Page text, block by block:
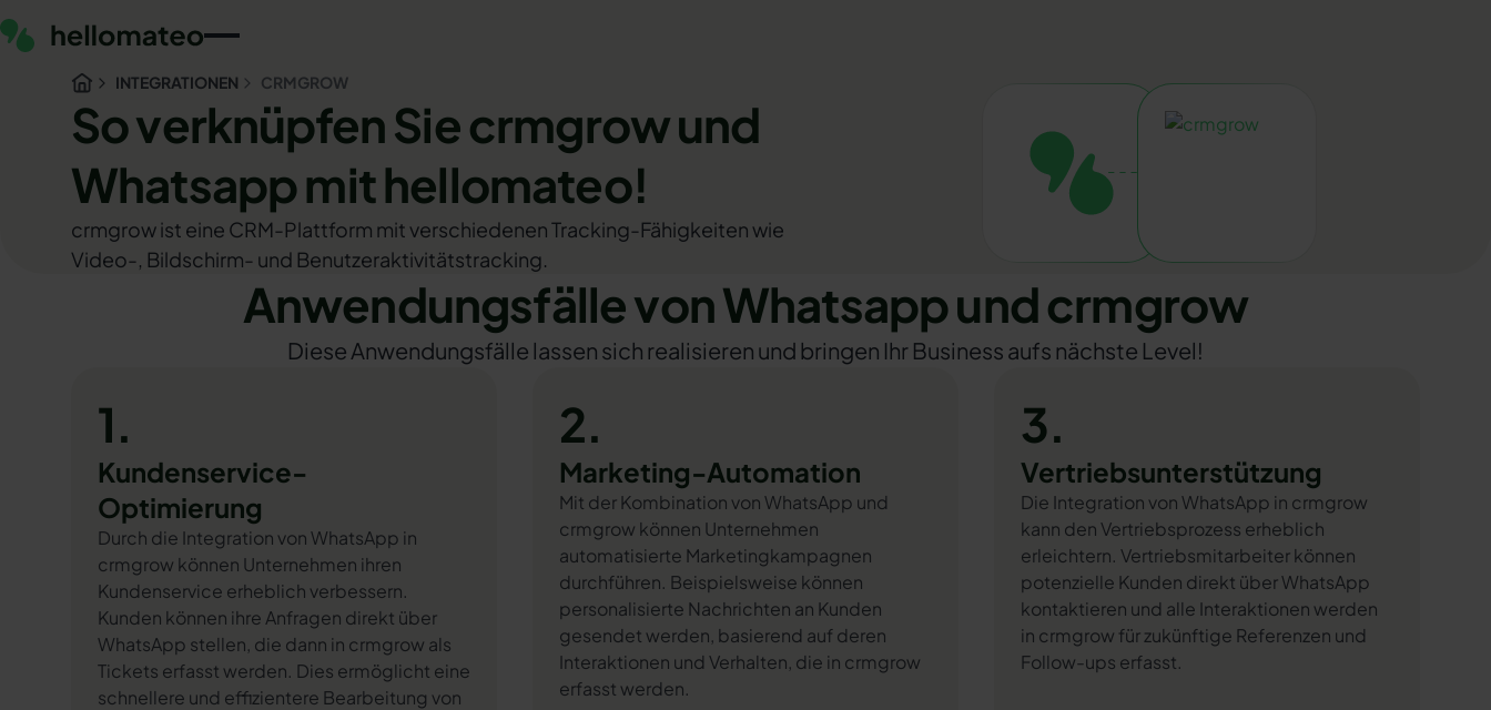
INTEGRATIONEN CRMGROW
So verknüpfen Sie crmgrow und
Whatsapp mit hellomateo!
crmgrow ist eine CRM-Plattform mit verschiedenen Tracking-Fähigkeiten wie
Video-, Bildschirm- und Benutzeraktivitätstracking.
Anwendungsfälle von Whatsapp und crmgrow
Diese Anwendungsfälle lassen sich realisieren und bringen Ihr Business aufs nächste Level!
1.
Kundenservice-
Optimierung
Durch die Integration von WhatsApp in
crmgrow können Unternehmen ihren
Kundenservice erheblich verbessern.
Kunden können ihre Anfragen direkt über
WhatsApp stellen, die dann in crmgrow als
Tickets erfasst werden. Dies ermöglicht eine
schnellere und effizientere Bearbeitung von
2.
Marketing-Automation
Mit der Kombination von WhatsApp und
crmgrow können Unternehmen
automatisierte Marketingkampagnen
durchführen. Beispielsweise können
personalisierte Nachrichten an Kunden
gesendet werden, basierend auf deren
Interaktionen und Verhalten, die in crmgrow
erfasst werden.
3.
Vertriebsunterstützung
Die Integration von WhatsApp in crmgrow
kann den Vertriebsprozess erheblich
erleichtern. Vertriebsmitarbeiter können
potenzielle Kunden direkt über WhatsApp
kontaktieren und alle Interaktionen werden
in crmgrow für zukünftige Referenzen und
Follow-ups erfasst.